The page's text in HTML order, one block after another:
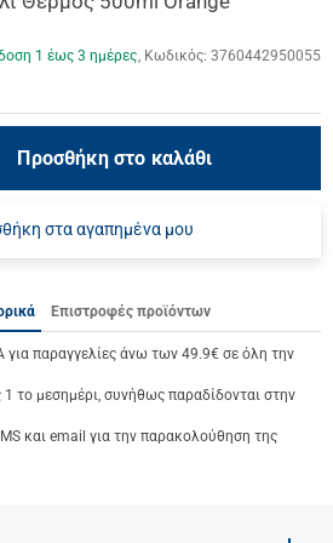
1 έως 3 ημέρες Κωδικός: 3760442950055
Προσθήκη στο καλάθι
στα αγαπημένα μου
Επιστροφές προϊόντων
παραγγελίες άνω των 49.9€ σε όλη την
1 το μεσημέρι, συνήθως παραδίδονται στην
και email για την παρακολούθηση της